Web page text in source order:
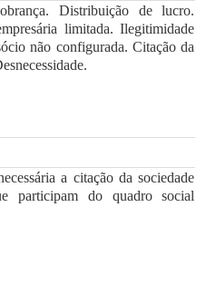
Distribuição de lucro.
limitada. Ilegitimidade
não configurada. Citação da
a citação da sociedade
participam do quadro social